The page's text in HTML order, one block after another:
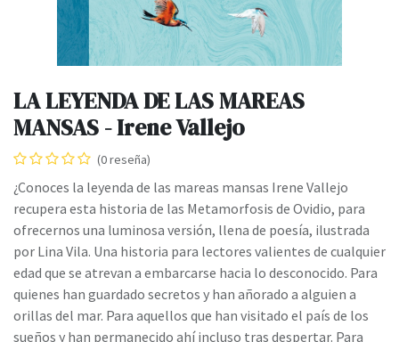
LA LEYENDA DE LAS MAREAS
MANSAS - Irene Vallejo
(0 reseña)
¿Conoces la leyenda de las mareas mansas Irene Vallejo
recupera esta historia de las Metamorfosis de Ovidio, para
ofrecernos una luminosa versión, llena de poesía, ilustrada
por Lina Vila. Una historia para lectores valientes de cualquier
edad que se atrevan a embarcarse hacia lo desconocido. Para
quienes han guardado secretos y han añorado a alguien a
orillas del mar. Para aquellos que han visitado el país de los
sueños y han permanecido ahí incluso tras despertar. Para